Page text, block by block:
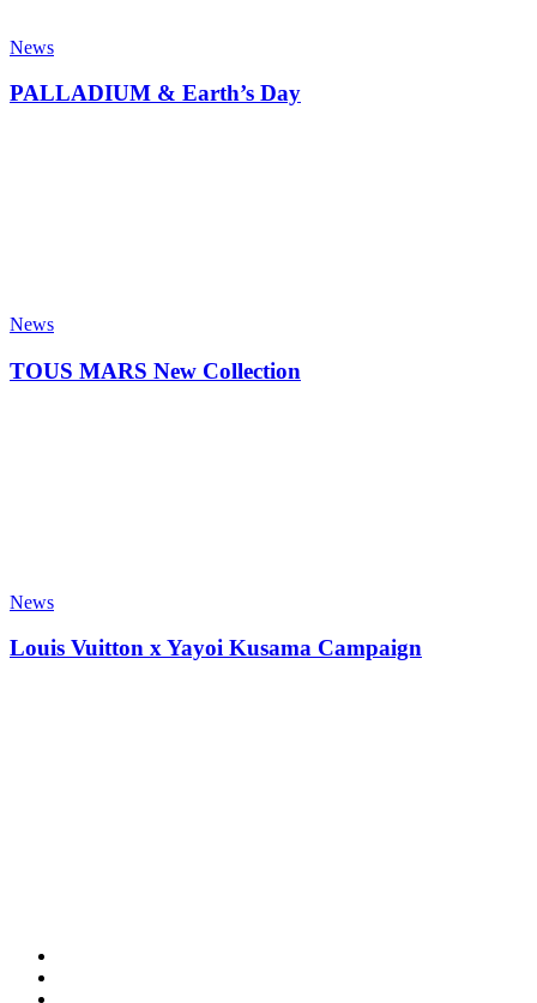
News
PALLADIUM & Earth’s Day
News
TOUS MARS New Collection
News
Louis Vuitton x Yayoi Kusama Campaign